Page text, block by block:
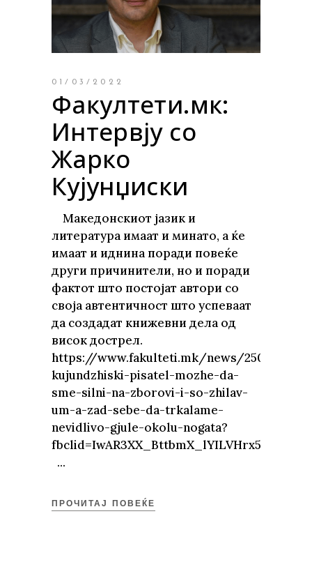
01/03/2022
Факултети.мк:
Интервју со
Жарко
Кујунџиски
Македонскиот јазик и
литература имаат и минато, а ќе
имаат и иднина поради повеќе
други причинители, но и поради
фактот што постојат автори со
своја автентичност што успеваат
да создадат книжевни дела од
висок дострел.
https://www.fakulteti.mk/news/25022022/
kujundzhiski-pisatel-mozhe-da-
sme-silni-na-zborovi-i-so-zhilav-
um-a-zad-sebe-da-trkalame-
nevidlivo-gjule-okolu-nogata?
ПРОЧИТАЈ ПОВЕЌЕ